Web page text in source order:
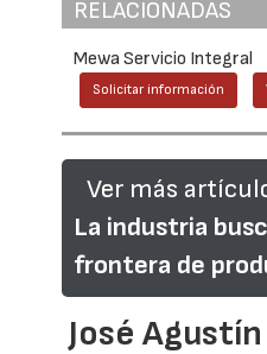
RELACIONADAS
Mewa Servicio Integral
Solicitar información
Ver más
La industria
frontera de
José